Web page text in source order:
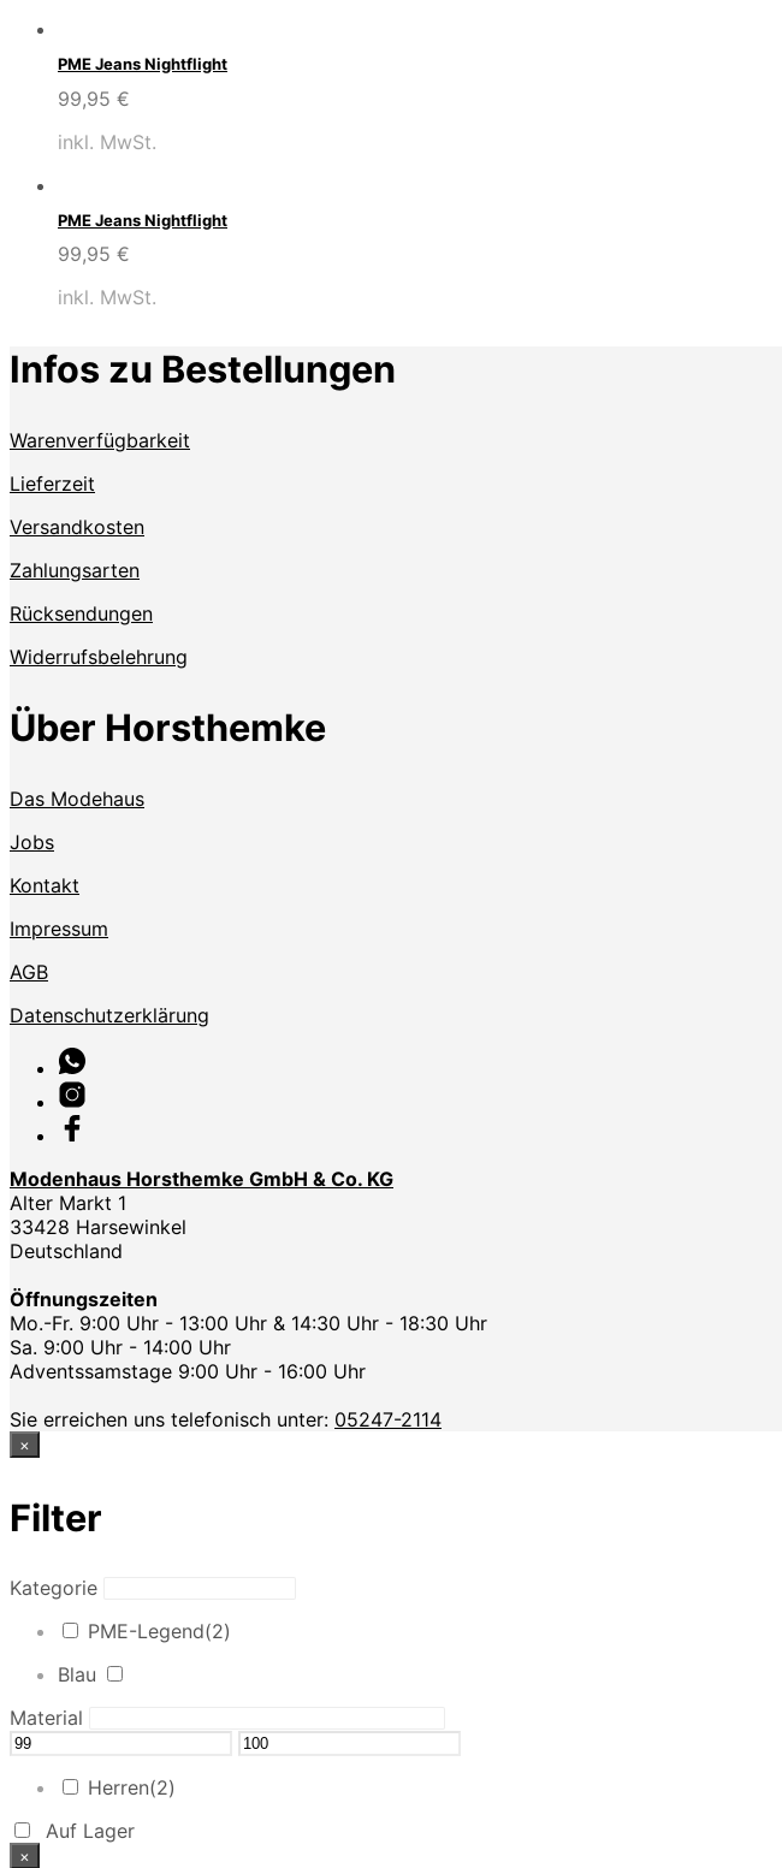
PME Jeans Nightflight
99,95 €
inkl. MwSt.
PME Jeans Nightflight
99,95 €
inkl. MwSt.
Infos zu Bestellungen
Warenverfügbarkeit
Lieferzeit
Versandkosten
Zahlungsarten
Rücksendungen
Widerrufsbelehrung
Über Horsthemke
Das Modehaus
Jobs
Kontakt
Impressum
AGB
Datenschutzerklärung
Modenhaus Horsthemke GmbH & Co. KG
Alter Markt 1
33428 Harsewinkel
Deutschland
Öffnungszeiten
Mo.-Fr. 9:00 Uhr - 13:00 Uhr & 14:30 Uhr - 18:30 Uhr
Sa. 9:00 Uhr - 14:00 Uhr
Adventssamstage 9:00 Uhr - 16:00 Uhr
Sie erreichen uns telefonisch unter: 05247-2114
×
Filter
Kategorie
PME-Legend(2)
Blau
Material
Herren(2)
Auf Lager
×